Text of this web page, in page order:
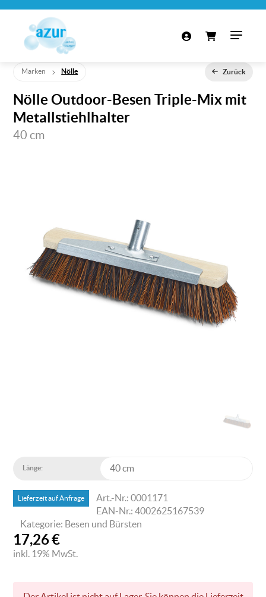
Marken Nölle Zurück
Nölle Outdoor-Besen Triple-Mix mit
Metallstiehlhalter
40 cm
Länge:
Lieferzeit auf Anfrage
Art.-Nr.: 0001171
EAN-Nr.: 4002625167539
Kategorie: Besen und Bürsten
17,26€
inkl. 19% MwSt.